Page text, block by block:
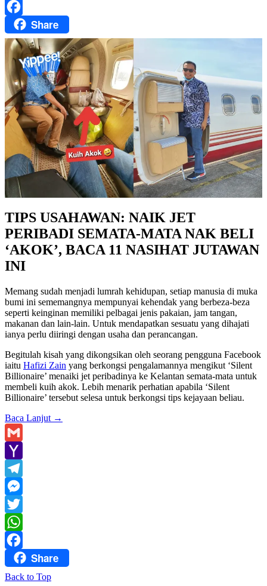
WhatsApp
FacebookShare
TIPS USAHAWAN: NAIK JET
PERIBADI SEMATA-MATA NAK BELI
‘AKOK’, BACA 11 NASIHAT JUTAWAN
INI
Memang sudah menjadi lumrah kehidupan, setiap manusia di muka
bumi ini sememangnya mempunyai kehendak yang berbeza-beza
seperti keinginan memiliki pelbagai jenis pakaian, jam tangan,
makanan dan lain-lain. Untuk mendapatkan sesuatu yang dihajati
ianya perlu diiringi dengan usaha dan perancangan.
Begitulah kisah yang dikongsikan oleh seorang pengguna Facebook
iaitu Hafizi Zain yang berkongsi pengalamannya mengikut ‘Silent
Billionaire’ menaiki jet peribadinya ke Kelantan semata-mata untuk
membeli kuih akok. Lebih menarik perhatian apabila ‘Silent
Billionaire’ tersebut selesa untuk berkongsi tips kejayaan beliau.
Baca Lanjut →
Gmail
Yahoo
Mail
Telegram
Messenger
Twitter
WhatsApp
FacebookShare
Back to Top